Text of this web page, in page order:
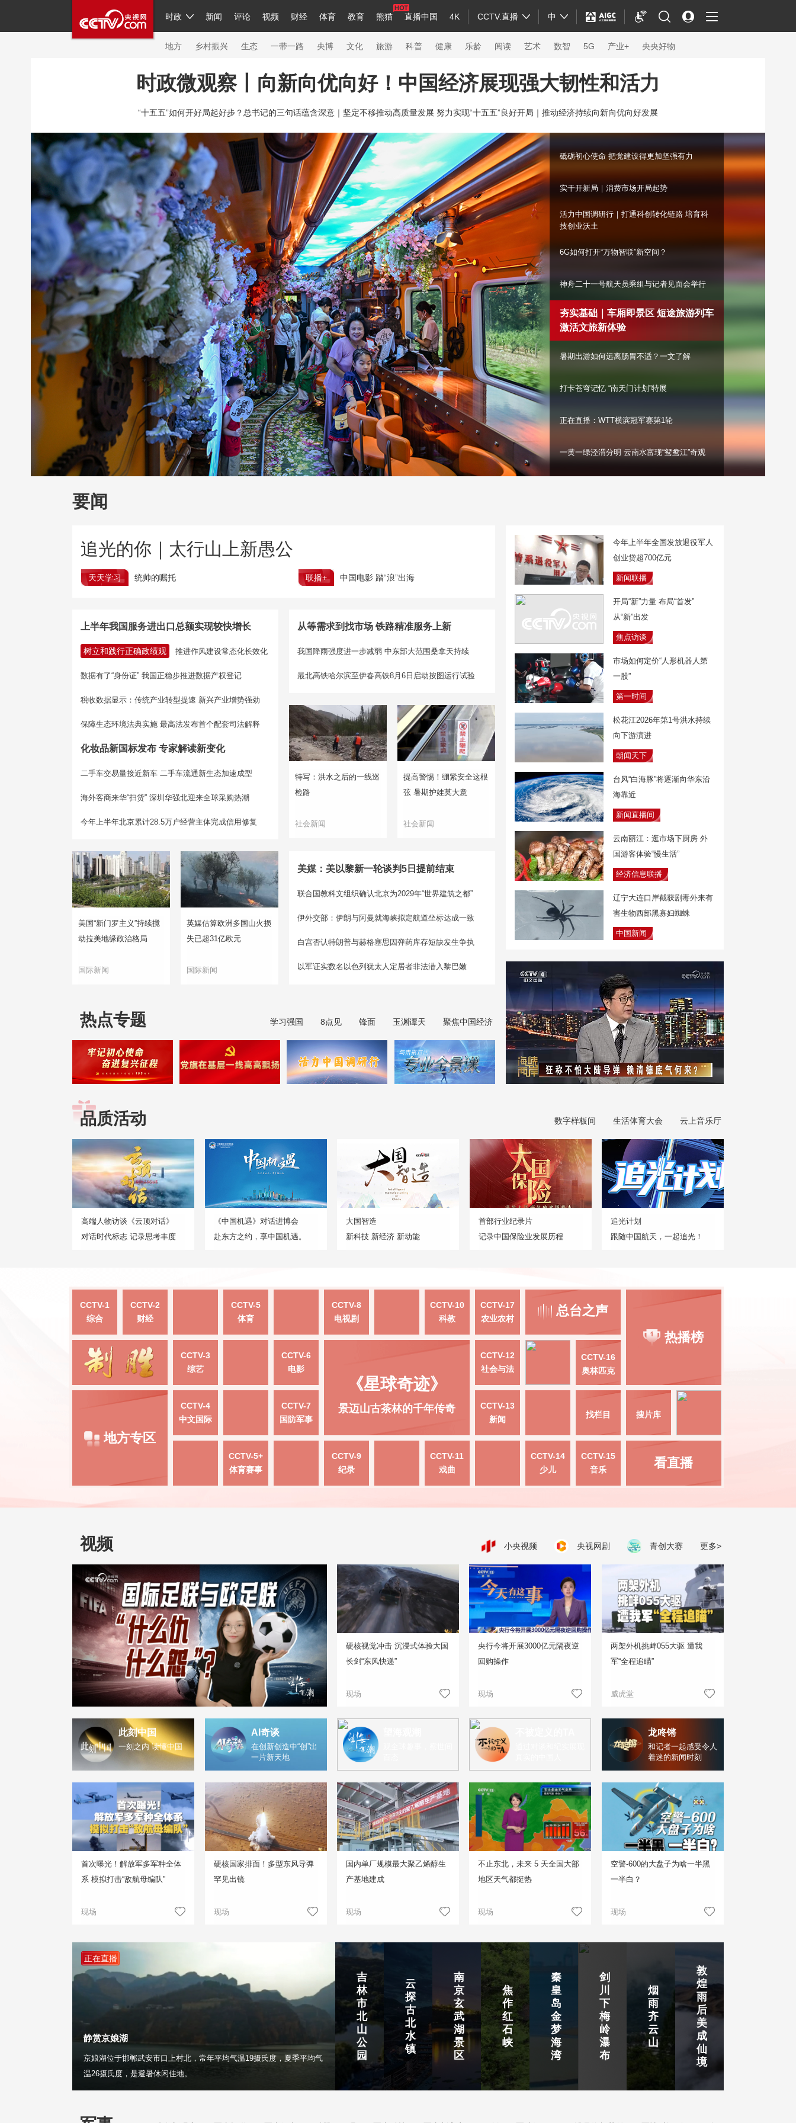
时政 新闻 评论 视频 财经 体育 教育 熊猫 直播中国 4K CCTV.直播 中
人民领袖习近平 联播+ 中国领导人 央视快评 习式妙语 热解读 天天学习
直播 片库 栏目大全 节目单 听音 微视频 主持人 下载央视影音
繁体 海外频道 iPanda English Монгол
地方 乡村振兴 生态 一带一路 央博 文化 旅游 科普 健康 乐龄 阅读 艺术 数智 5G 产业+ 央央好物
网络春晚 共产党员网 秧纪录 纪录片网 国家大剧院 大型活动
新闻 国内 国际 评论 经济 军事 科技 法治 文娱 人物 公益 图片
人民领袖习近平 联播+ 热解读 天天学习 习式妙语 央视快评 光华锐评 锋面
视频 小央视频 小央直播 直播中国 熊猫频道 VR/AR 4K专区 全景新闻
现场 前线 比划 快看 蓝海中国 新兵请入列 人生第一次 人生第二次
体育 直播 竞猜 2026年世界杯 2026年冬奥会 CBA NBA 中超 国足 国际足球 综合体育
VIP会员 CCTV奥林匹克频道 生活体育大会 体育江湖 文化体育 冰雪道路 足球道路
财经 教育 乡村振兴 生态环境 一带一路 央博 非遗 文化 旅游 科普 健康 乐龄 阅读 艺术 汽车 数智 5G 产业+
大国智造 大国展会 大国保险 云顶对话 云起 超级工厂 智敬中国 全民健康 颜选攻略 海洋 时尚
CCTV.节目官网 直播 节目单 栏目 片库 收视榜 总台企业白名单
时政微观察丨向新向优向好！中国经济展现强大韧性和活力
“十五五”如何开好局起好步？总书记的三句话蕴含深意｜ 坚定不移推动高质量发展 努力实现“十五五”良好开局｜ 推动经济持续向新向优向好发展
砥砺初心使命 把党建设得更加坚强有力
实干开新局｜消费市场开局起势
活力中国调研行｜打通科创转化链路 培育科
技创业沃土
6G如何打开“万物智联”新空间？
神舟二十一号航天员乘组与记者见面会举行
夯实基础｜车厢即景区 短途旅游列车激活文
旅新体验
解
打卡苍穹记忆 “南天门计划”特展
正在直播：WTT横滨冠军赛第1轮
一黄一绿泾渭分明 云南水富现“鸳鸯江”奇观
要闻
追光的你｜太行山上新愚公
天天学习 统帅的嘱托 联播+ 中国电影 踏“浪”出海
上半年我国服务进出口总额实现较快增长
树立和践行正确政绩观 推进作风建设常态化长效化
数据有了“身份证” 我国正稳步推进数据产权登记
税收数据显示：传统产业转型提速 新兴产业增势强劲
保障生态环境法典实施 最高法发布首个配套司法解释
化妆品新国标发布 专家解读新变化
二手车交易量接近新车 二手车流通新生态加速成型
海外客商来华“扫货” 深圳华强北迎来全球采购热潮
今年上半年北京累计28.5万户经营主体完成信用修复
从等需求到找市场 铁路精准服务上新
我国降雨强度进一步减弱 中东部大范围桑拿天持续
最北高铁哈尔滨至伊春高铁8月6日启动按图运行试验
特写：洪水之后的一线巡
检路
社会新闻
提高警惕！绷紧安全这根
弦 暑期护娃莫大意
社会新闻
美国“新门罗主义”持续搅
动拉美地缘政治格局
国际新闻
英媒估算欧洲多国山火损
失已超31亿欧元
国际新闻
美媒：美以黎新一轮谈判5日提前结束
联合国教科文组织确认北京为2029年“世界建筑之都”
伊外交部：伊朗与阿曼就海峡拟定航道坐标达成一致
白宫否认特朗普与赫格塞思因弹药库存短缺发生争执
以军证实数名以色列犹太人定居者非法潜入黎巴嫩
热点专题 学习强国 8点见 锋面 玉渊谭天 聚焦中国经济
今年上半年全国发放退役军人
创业贷超700亿元
新闻联播
开局“新”力量 布局“首发”
从“新”出发
焦点访谈
市场如何定价“人形机器人第
一股”
第一时间
松花江2026年第1号洪水持续
向下游演进
朝闻天下
台风“白海豚”将逐渐向华东沿
海靠近
新闻直播间
云南丽江：逛市场下厨房 外
国游客体验“慢生活”
经济信息联播
辽宁大连口岸截获剧毒外来有
害生物西部黑寡妇蜘蛛
中国新闻
品质活动 数字样板间 生活体育大会 云上音乐厅
高端人物访谈《云顶对话》
对话时代标志 记录思考丰度
《中国机遇》对话进博会
赴东方之约，享中国机遇。
大国智造
新科技 新经济 新动能
首部行业纪录片
记录中国保险业发展历程
追光计划
跟随中国航天，一起追光！
CCTV-1
综合
CCTV-2
财经
CCTV-5
体育
CCTV-8
电视剧
CCTV-10
科教
CCTV-17
农业农村
总台之声
热播榜
CCTV-3
综艺
CCTV-6
电影
《星球奇迹》
景迈山古茶林的千年传奇
CCTV-12
社会与法
CCTV-16
奥林匹克
地方专区
CCTV-4
中文国际
CCTV-7
国防军事
CCTV-13
新闻
找栏目 搜片库
CCTV-5+
体育赛事
CCTV-9
纪录
CCTV-11
戏曲
CCTV-14
少儿
CCTV-15
音乐
看直播
视频 更多>
小央视频 央视网剧 青创大赛
硬核视觉冲击 沉浸式体验大国
长剑“东风快递”
现场
央行今将开展3000亿元隔夜逆
回购操作
现场
两架外机挑衅055大驱 遭我
军“全程追瞄”
威虎堂
此刻中国
一刻之内 读懂中国
AI奇谈
在创新创造中“创”出
一片新天地
龙咚锵
和记者一起感受令人
着迷的新闻时刻
首次曝光！解放军多军种全体
系 模拟打击“敌航母编队”
现场
硬核国家排面！多型东风导弹
罕见出镜
现场
国内单厂规模最大聚乙烯醇生
产基地建成
现场
不止东北，未来 5 天全国大部
地区天气都挺热
现场
空警-600的大盘子为啥一半黑
一半白？
现场
正在直播
静赏京娘湖
京娘湖位于邯郸武安市口上村北，常年平均气温19摄氏度，夏季平均气
温26摄氏度，是避暑休闲佳地。
吉
林
市
北
山
公
园
云
探
古
北
水
镇
南
京
玄
武
湖
景
区
焦
作
红
石
峡
秦
皇
岛
金
梦
海
湾
剑
川
下
梅
岭
瀑
布
烟
雨
齐
云
山
敦
煌
雨
后
美
成
仙
境